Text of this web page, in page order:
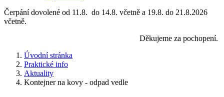
Čerpání dovolené od 11.8. do 14.8. včetně a 19.8. do 21.8.2026
včetně.
Děkujeme za pochopení.
Úvodní stránka
Praktické info
Aktuality
Kontejner na kovy - odpad vedle